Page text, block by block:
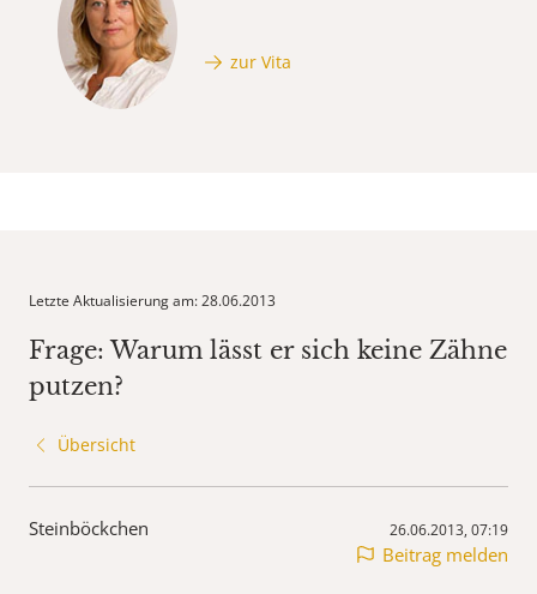
zur Vita
Letzte Aktualisierung am: 28.06.2013
Frage: Warum lässt er sich keine Zähne
putzen?
Übersicht
Steinböckchen 26.06.2013, 07:19
Beitrag melden